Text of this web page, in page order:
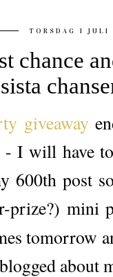
TORSDAG 1
chance
giveaway
I will have
600th post
prize?)
tomorrow
about